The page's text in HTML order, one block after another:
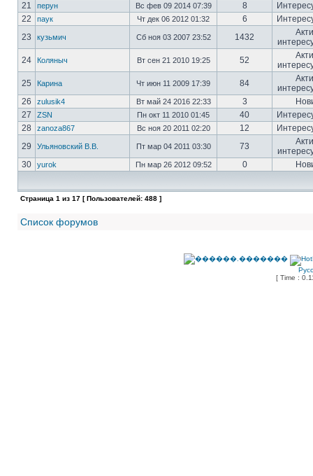
21
перун Вс фев 09 2014 07:39 8
22
паук Чт дек 06 2012 01:32 6
23
кузьмич Сб ноя 03 2007 23:52 1432
24
Коляныч Вт сен 21 2010 19:25 52
25
Карина Чт июн 11 2009 17:39 84
26
zulusik4 Вт май 24 2016 22:33 3
27
ZSN Пн окт 11 2010 01:45 40
28
zanoza867 Вс ноя 20 2011 02:20 12
29
Ульяновский В.В. Пт мар 04 2011 03:30 73
30
yurok Пн мар 26 2012 09:52 0
Страница 1 из 17 [ Пользователей: 488 ]
Список форумов
[ Time :